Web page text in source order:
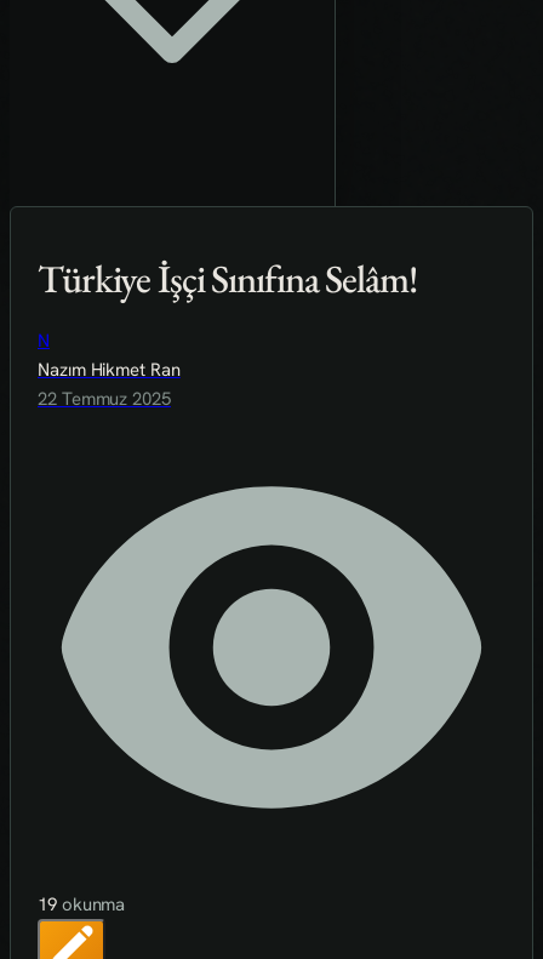
Türkiye İşçi Sınıfına Selâm!
N
Nazım Hikmet Ran
22 Temmuz 2025
19 okunma